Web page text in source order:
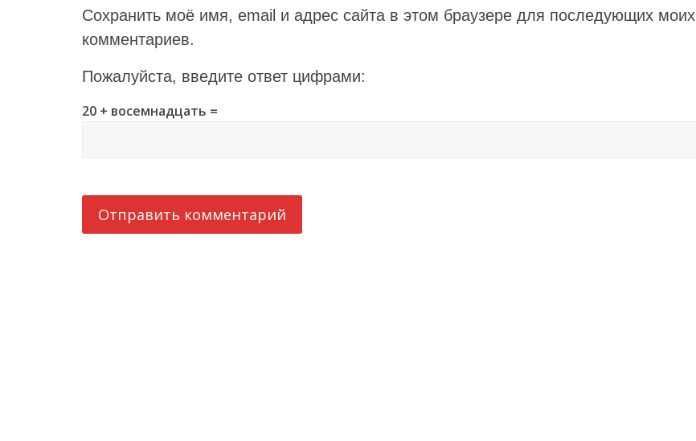
Сохранить моё имя, email и адрес сайта в этом браузере для последующих моих
комментариев.
Пожалуйста, введите ответ цифрами:
20 + восемнадцать =